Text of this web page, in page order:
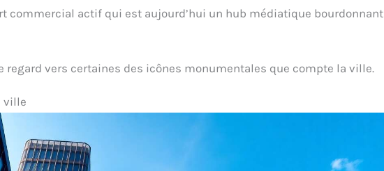
commercial actif qui est aujourd’hui un hub médiatique bourdonnant
regard vers certaines des icônes monumentales que compte la ville.
ville